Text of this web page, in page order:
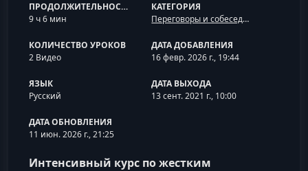
ПРОДОЛЖИТЕЛЬНОСТЬ
9 ч 6 мин
КАТЕГОРИЯ
Переговоры и собеседования
КОЛИЧЕСТВО УРОКОВ
2 Видео
ДАТА ДОБАВЛЕНИЯ
16 февр. 2026 г., 19:44
ЯЗЫК
Русский
ДАТА ВЫХОДА
13 сент. 2021 г., 10:00
ДАТА ОБНОВЛЕНИЯ
11 июн. 2026 г., 21:25
Интенсивный курс по жестким